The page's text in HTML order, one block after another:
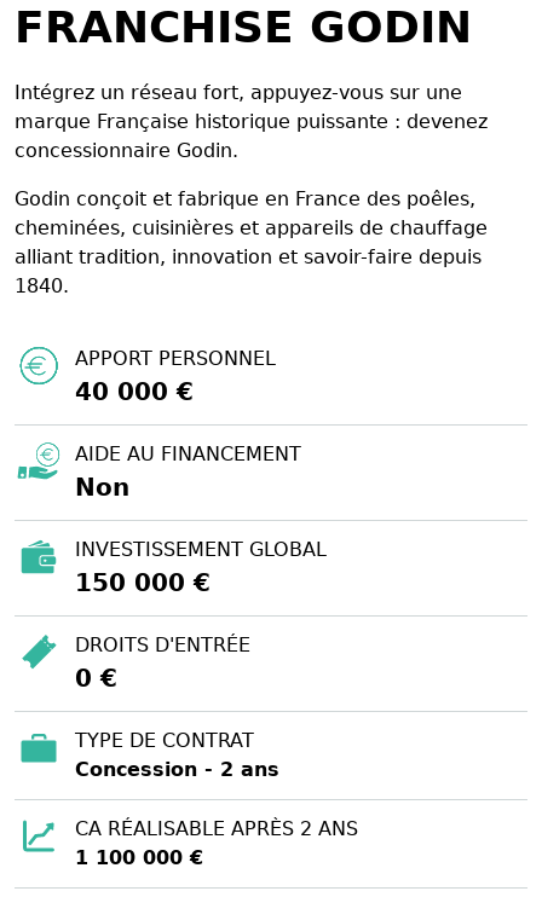
FRANCHISE GODIN
Intégrez un réseau fort, appuyez-vous sur une
marque Française historique puissante : devenez
concessionnaire Godin.
Godin conçoit et fabrique en France des poêles,
cheminées, cuisinières et appareils de chauffage
alliant tradition, innovation et savoir-faire depuis
1840.
APPORT PERSONNEL
40 000 €
AIDE AU FINANCEMENT
Non
INVESTISSEMENT GLOBAL
150 000 €
DROITS D'ENTRÉE
0 €
TYPE DE CONTRAT
Concession - 2 ans
CA RÉALISABLE APRÈS 2 ANS
1 100 000 €